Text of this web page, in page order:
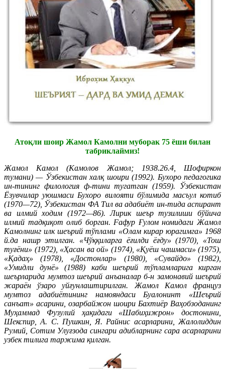
Атоқли шоир Жамол Камолни муборак 75 ёши билан
табриклаймиз!
Жамол Камол (Камолов Жамол; 1938.26.4, Шофиркон
тумани) — Ўзбекистан халқ шоири (1992). Бухоро педагогика
ин-тининг филология ф-тини тугатган (1959). Ўзбекистан
Ёзувчилар уюшмаси Бухоро вилояти бўлимида масъул котиб
(1970—72), Ўзбекистан ФА Тил ва адабиёт ин-тида аспирант
ва илмий ходим (1972—86). Лирик шеър тузилиши бўйича
илмий тадқиқот олиб борган. Faфур Ғулом номидаги Жамол
Камолнинг илк шеърий тўплами «Олам кирар юрагимга» 1968
й.да нашр этилган. «Чўққиларга ёғилди ёғду» (1970), «Тош
туғёни» (1972), «Ҳасан ва ой» (1974), «Қуёш чашмаси» (1975),
«Қадаҳ» (1978), «Достонлар» (1980), «Сувайдо» (1982),
«Умидли дунё» (1988) каби шеърий тўпламларига кирган
шеърларида мумтоз шеърий анъаналар б-н замонавий шеърий
жараён ўзаро уйғунлаштирилган. Жамол Камол француз
мумтоз адабиётининг намояндаси Буалонинт «Шеърий
санъат» асарини, озарбайжон шоири Бахтиёр Ваҳобзоданинг
Муҳаммад Фузулий ҳақидаги «Шабиҳижрон» достонини,
Шекспир, А. С. Пушкин, Я. Райнис асарларини, Жалолиддин
Румий, Сотим Улуғзода сингари адибларнинг сара асарларини
узбек тилига таржима қилган.